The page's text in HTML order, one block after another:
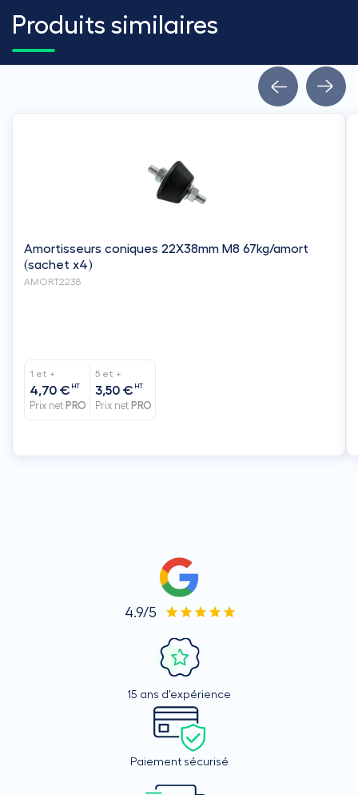
Produits similaires
Amortisseurs coniques 22X38mm M8 67kg/amort
(sachet x4)
AMORT2238
1 et +
4,70 € HT
Prix net PRO
5 et +
3,50 € HT
Prix net PRO
4.9/5
15 ans d'expérience
Paiement sécurisé